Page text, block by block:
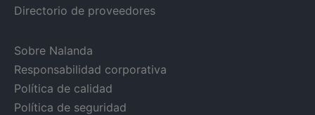
Directorio de proveedores
Sobre Nalanda
Responsabilidad corporativa
Política de calidad
Política de seguridad